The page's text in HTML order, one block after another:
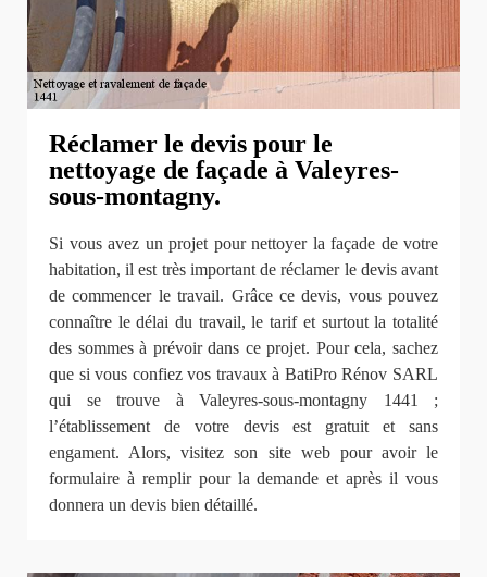
Réclamer le devis pour le
nettoyage de façade à Valeyres-
sous-montagny.
Si vous avez un projet pour nettoyer la façade de votre
habitation, il est très important de réclamer le devis avant
de commencer le travail. Grâce ce devis, vous pouvez
connaître le délai du travail, le tarif et surtout la totalité
des sommes à prévoir dans ce projet. Pour cela, sachez
que si vous confiez vos travaux à BatiPro Rénov SARL
qui se trouve à Valeyres-sous-montagny 1441 ;
l’établissement de votre devis est gratuit et sans
engament. Alors, visitez son site web pour avoir le
formulaire à remplir pour la demande et après il vous
donnera un devis bien détaillé.